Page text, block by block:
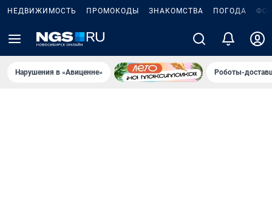
НЕДВИЖИМОСТЬ ПРОМОКОДЫ ЗНАКОМСТВА ПОГОДА
Нарушения в «Авиценне» Роботы-